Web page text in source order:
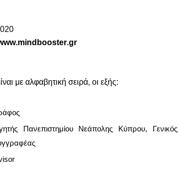
.mindbooster.gr
με αλφαβητική σειρά, οι εξής:
Πανεπιστημίου Νεάπολης Κύπρου, Γενικός